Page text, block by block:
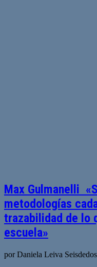
Max Gulmanelli
metodologías
trazabilidad de lo
escuela»
por Daniela Leiva